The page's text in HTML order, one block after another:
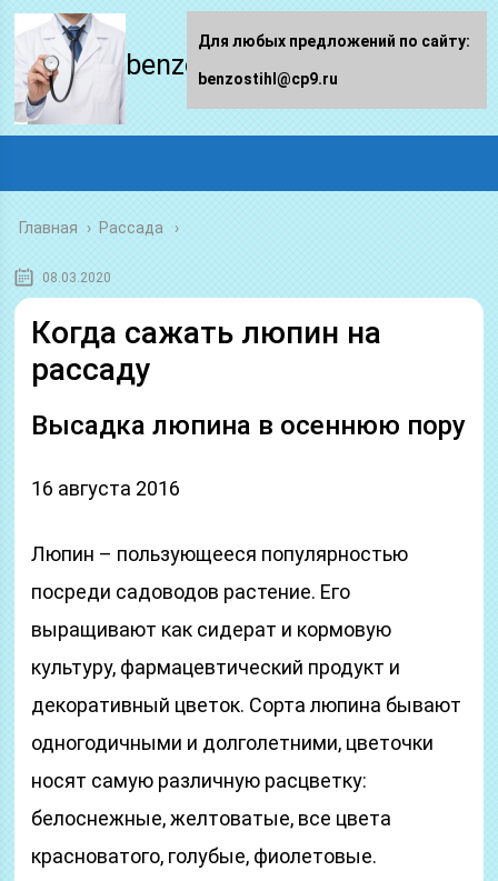
benzostihl.ru
Главная › Рассада
08.03.2020
Когда сажать люпин на
рассаду
Высадка люпина в осеннюю пору
16 августа 2016
Люпин – пользующееся популярностью
посреди садоводов растение. Его
выращивают как сидерат и кормовую
культуру, фармацевтический продукт и
декоративный цветок. Сорта люпина бывают
одногодичными и долголетними, цветочки
носят самую различную расцветку:
белоснежные, желтоватые, все цвета
красноватого, голубые, фиолетовые.
Для любых предложений по сайту:
benzostihl@cp9.ru